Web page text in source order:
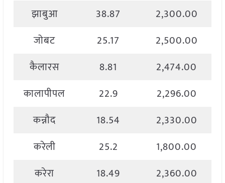
झाबुआ 38.87
2,300.00
जोबट
25.17
2,500.00
कैलारस
8.81
2,474.00
कालापीपल
22.9
2,296.00
कन्नौद
18.54
2,330.00
करेली
25.2
1,800.00
करेरा
18.49
2,360.00